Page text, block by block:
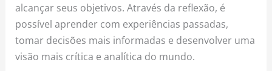
alcançar seus objetivos. Através da reflexão, é
possível aprender com experiências passadas,
tomar decisões mais informadas e desenvolver uma
visão mais crítica e analítica do mundo.